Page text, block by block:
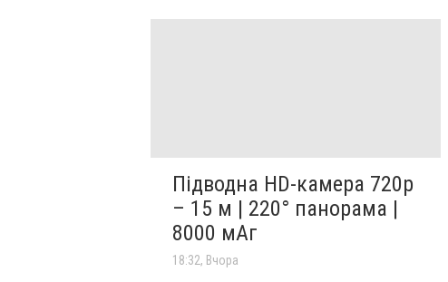
Підводна HD-камера 720p
– 15 м | 220° панорама |
8000 мАг
18:32, Вчора